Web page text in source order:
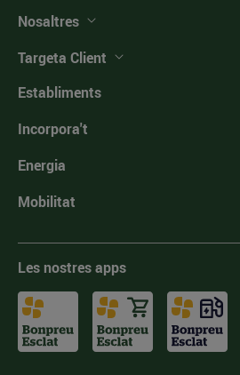
Nosaltres
Targeta Client
Establiments
Incorpora't
Energia
Mobilitat
Les nostres apps